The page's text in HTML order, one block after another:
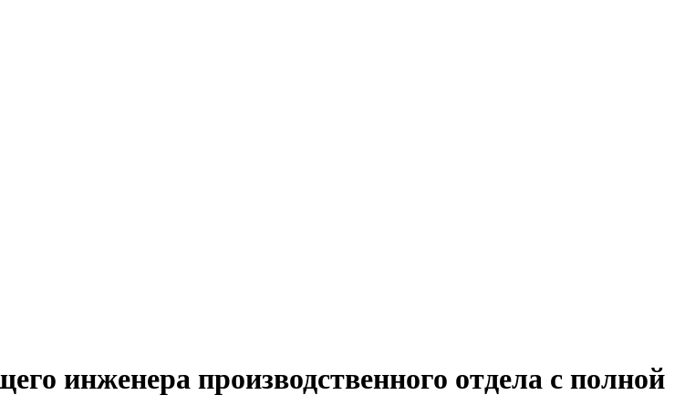
инженера производственного отдела с полной